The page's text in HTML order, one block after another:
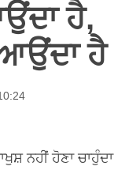
ਹੈ,
ਹੈ
ਨਹੀਂ ਹੋਣਾ ਚਾਹੁੰਦਾ